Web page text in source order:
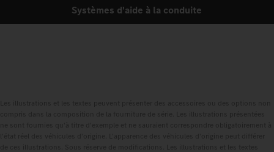
Systèmes d'aide à la conduite